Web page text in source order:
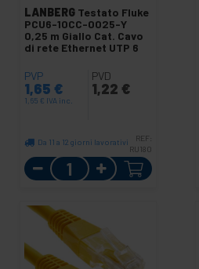
LANBERG Testato Fluke
PCU6-10CC-0025-Y
0,25 m Giallo Cat. Cavo
di rete Ethernet UTP 6
PVP
1,65 €
1,65 € IVA inc.
PVD
1,22 €
Da 11 a 12 giorni lavorativi
REF:
RU180
Quantità